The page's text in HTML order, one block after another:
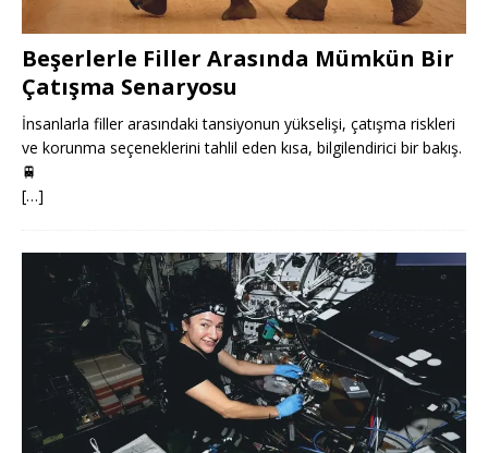
Beşerlerle Filler Arasında Mümkün Bir
Çatışma Senaryosu
İnsanlarla filler arasındaki tansiyonun yükselişi, çatışma riskleri
ve korunma seçeneklerini tahlil eden kısa, bilgilendirici bir bakış.
🚆
[…]